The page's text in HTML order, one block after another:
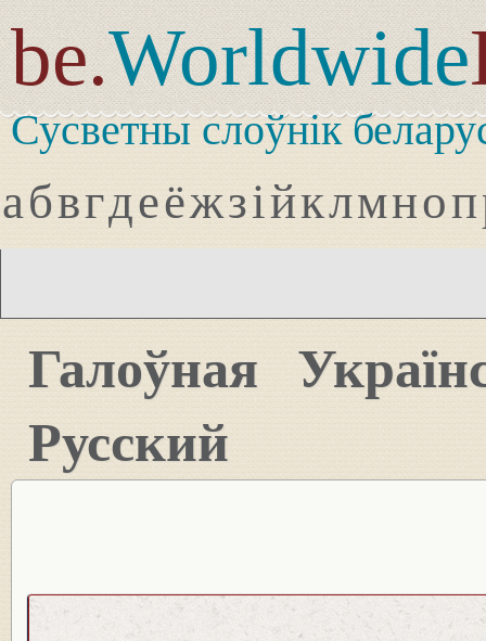
be.Worldwide
Сусветны слоўнік
абвгдеёжзійклмноп
Галоўная
Русский